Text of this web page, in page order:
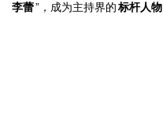
李蕾” ，成为主持界的标杆人物